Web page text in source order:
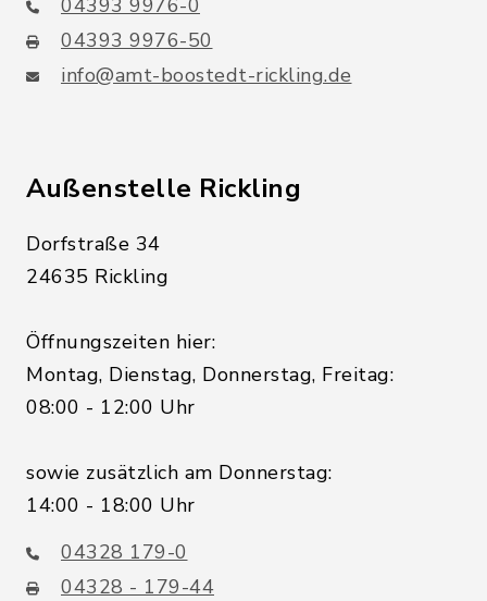
04393 9976-0
04393 9976-50
info@amt-boostedt-rickling.de
Außenstelle Rickling
Dorfstraße 34
24635 Rickling
Öffnungszeiten hier:
Montag, Dienstag, Donnerstag, Freitag:
08:00 - 12:00 Uhr
sowie zusätzlich am Donnerstag:
14:00 - 18:00 Uhr
04328 179-0
04328 - 179-44